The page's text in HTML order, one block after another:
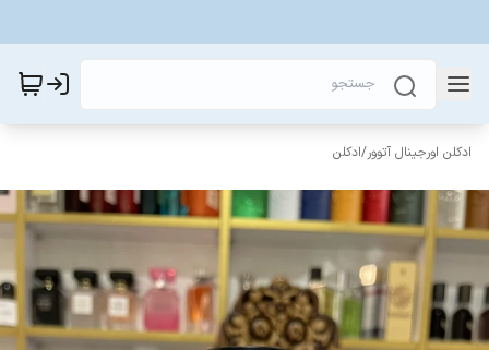
ادکلن اورجینال آتوور/ادکلن